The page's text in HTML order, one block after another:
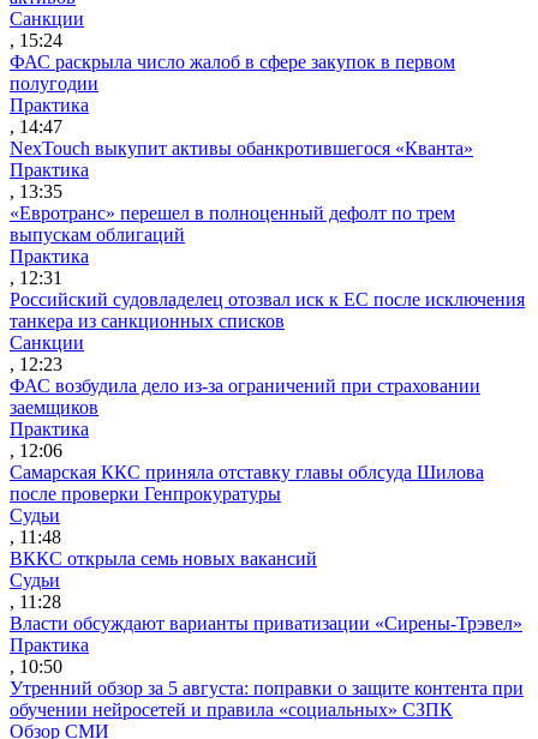
Санкции
, 15:24
ФАС раскрыла число жалоб в сфере закупок в первом
полугодии
Практика
, 14:47
NexTouch выкупит активы обанкротившегося «Кванта»
Практика
, 13:35
«Евротранс» перешел в полноценный дефолт по трем
выпускам облигаций
Практика
, 12:31
Российский судовладелец отозвал иск к ЕС после исключения
танкера из санкционных списков
Санкции
, 12:23
ФАС возбудила дело из-за ограничений при страховании
заемщиков
Практика
, 12:06
Самарская ККС приняла отставку главы облсуда Шилова
после проверки Генпрокуратуры
Судьи
, 11:48
ВККС открыла семь новых вакансий
Судьи
, 11:28
Власти обсуждают варианты приватизации «Сирены-Трэвел»
Практика
, 10:50
Утренний обзор за 5 августа: поправки о защите контента при
обучении нейросетей и правила «социальных» СЗПК
Обзор СМИ